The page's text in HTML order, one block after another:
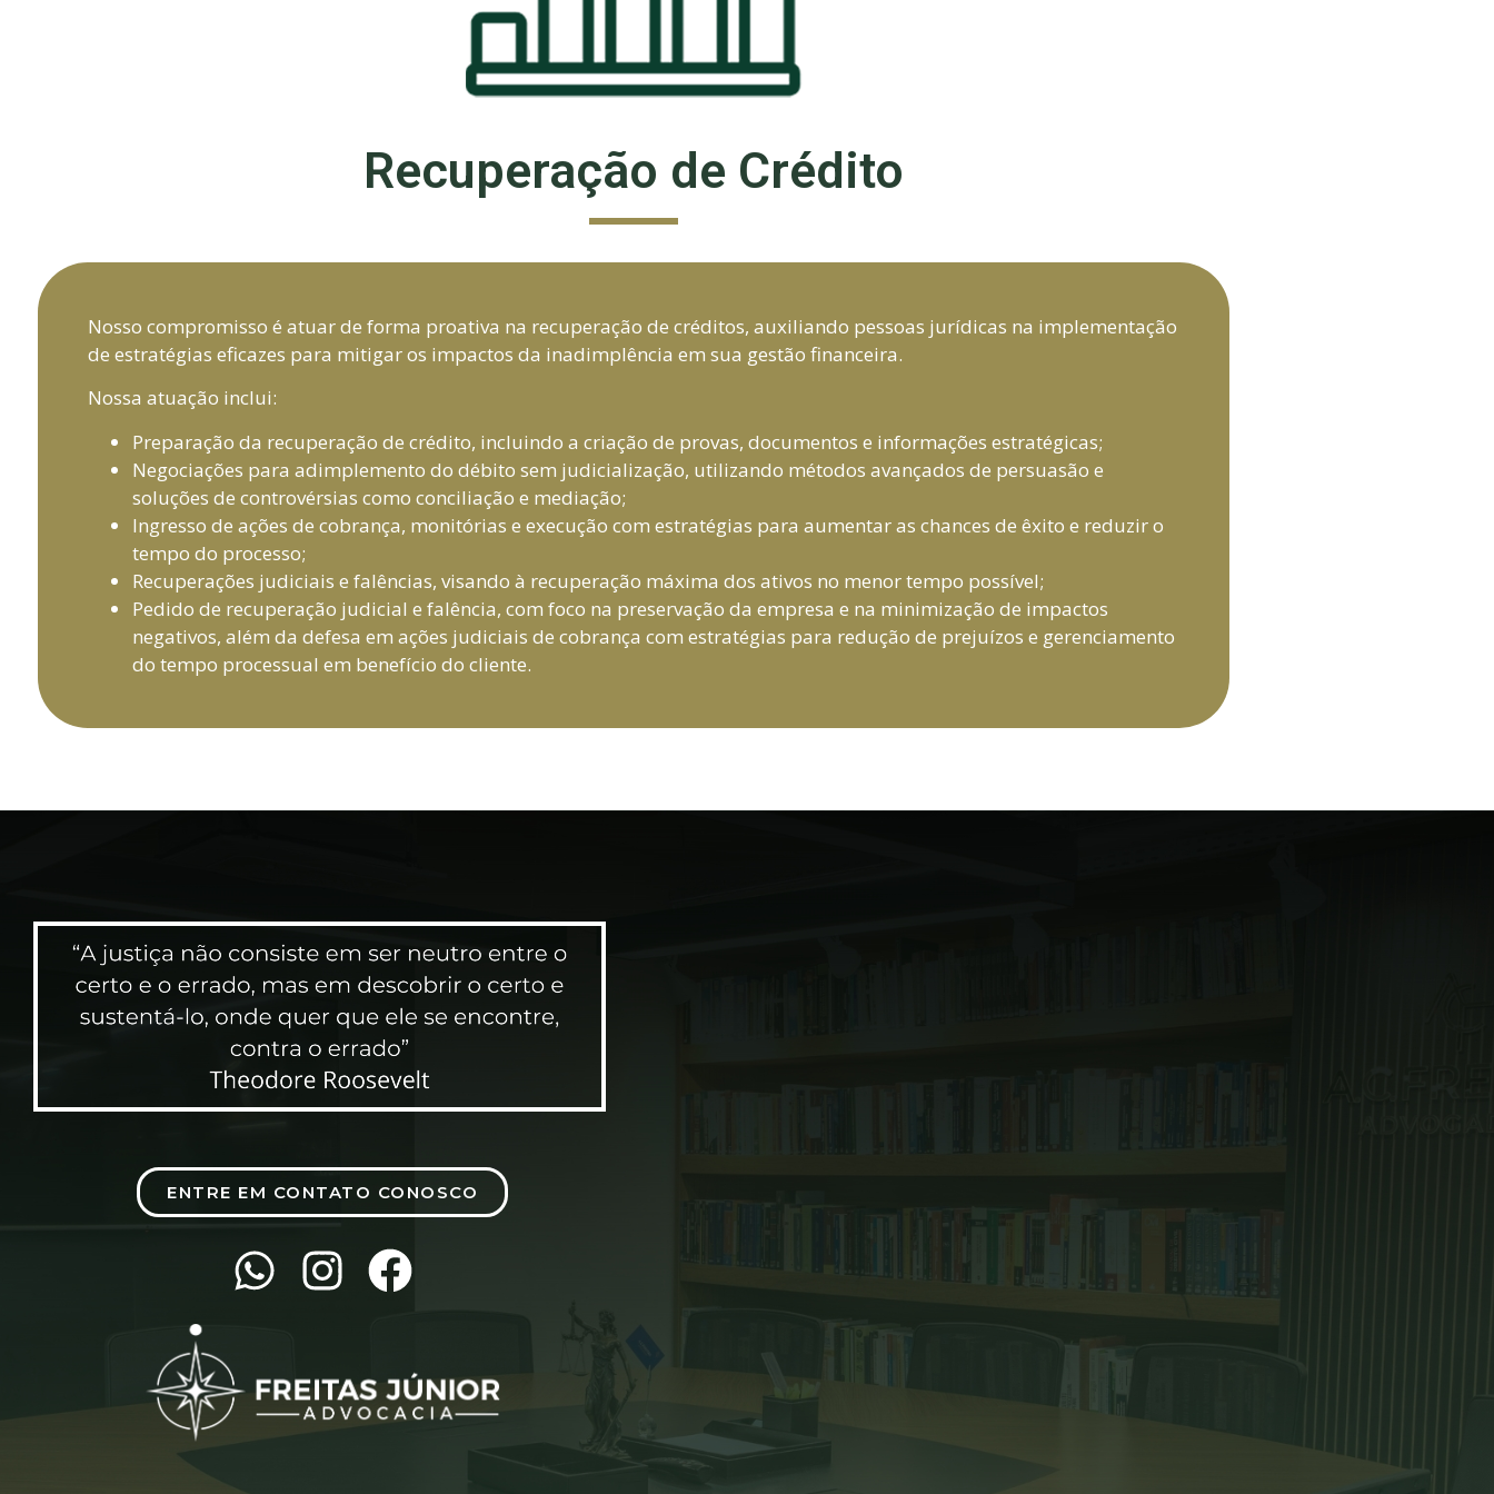
Recuperação de Crédito
Nosso compromisso é atuar de forma proativa na recuperação de créditos, auxiliando pessoas jurídicas na implementação
de estratégias eficazes para mitigar os impactos da inadimplência em sua gestão financeira.
Nossa atuação inclui:
Preparação da recuperação de crédito, incluindo a criação de provas, documentos e informações estratégicas;
Negociações para adimplemento do débito sem judicialização, utilizando métodos avançados de persuasão e
soluções de controvérsias como conciliação e mediação;
Ingresso de ações de cobrança, monitórias e execução com estratégias para aumentar as chances de êxito e reduzir o
tempo do processo;
Recuperações judiciais e falências, visando à recuperação máxima dos ativos no menor tempo possível;
Pedido de recuperação judicial e falência, com foco na preservação da empresa e na minimização de impactos
negativos, além da defesa em ações judiciais de cobrança com estratégias para redução de prejuízos e gerenciamento
do tempo processual em benefício do cliente.
ENTRE EM CONTATO CONOSCO